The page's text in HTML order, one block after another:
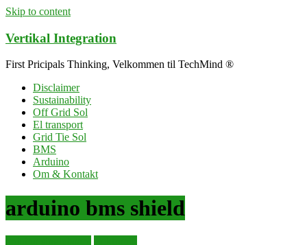
Skip to content
Vertikal Integration
First Pricipals Thinking, Velkommen til TechMind ®
Disclaimer
Sustainability
Off Grid Sol
El transport
Grid Tie Sol
BMS
Arduino
Om & Kontakt
arduino bms shield